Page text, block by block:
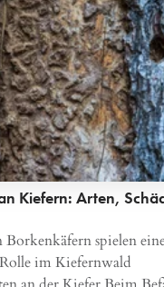
Kiefern: Arten,
spielen
im Kiefernwald